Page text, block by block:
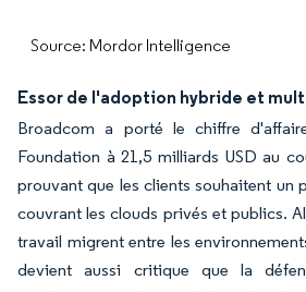
Source: Mordor Intelligence
Essor de l'adoption hybride et
Broadcom a porté le chiffre
Foundation à 21,5 milliards USD au
prouvant que les clients souhaitent un
couvrant les clouds privés et publics.
travail migrent entre les
devient aussi critique que la